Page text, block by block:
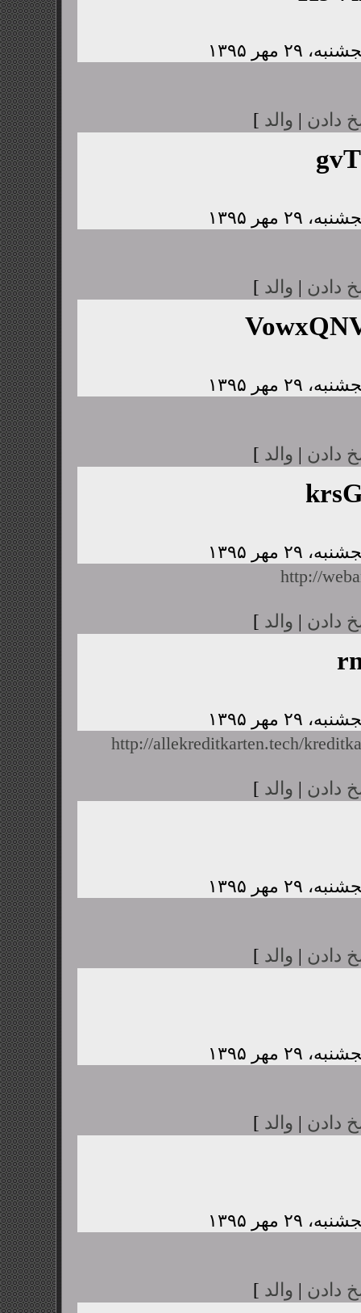
دادن | والد ]
دادن | والد ]
دادن | والد ]
http://
دادن | والد ]
http://allekreditkarten.tech/
دادن | والد ]
دادن | والد ]
دادن | والد ]
دادن | والد ]